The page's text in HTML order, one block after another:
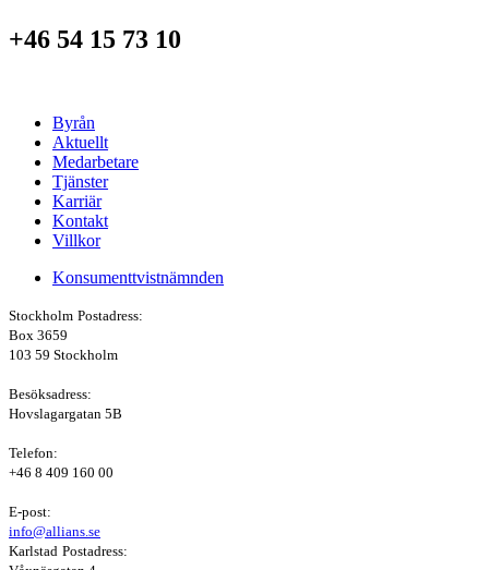
+46 54 15 73 10
Byrån
Aktuellt
Medarbetare
Tjänster
Karriär
Kontakt
Villkor
Konsumenttvistnämnden
Stockholm Postadress:
Box 3659
103 59 Stockholm
Besöksadress:
Hovslagargatan 5B
Telefon:
+46 8 409 160 00
E-post:
info@allians.se
Karlstad Postadress: